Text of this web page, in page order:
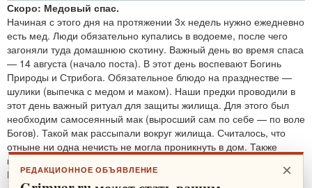
Скоро: Медовый спас.
Начиная с этого дня на протяжении 3х недель нужно ежедневно
есть мед. Люди обязательно купались в водоеме, после чего
загоняли туда домашнюю скотину. Важный день во время спаса
— 14 августа (начало поста). В этот день воспевают Богинь
Природы и Стрибога. Обязательное блюдо на празднестве —
шулики (выпечка с медом и маком). Наши предки проводили в
этот день важный ритуал для защиты жилища. Для этого был
необходим самосеянный мак (выросший сам по себе — по воле
Богов). Такой мак рассыпали вокруг жилища. Считалось, что
отныне ни одна нечисть не могла проникнуть в дом. Также
проводятся обряды для защиты от злобных духов.
По теме:защитные ритуалы ×
РЕДАКЦИОННОЕ ОБЪЯВЛЕНИЕ